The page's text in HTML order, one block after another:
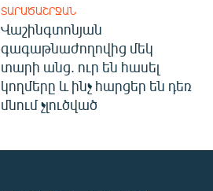
ՏԱՐԱԾԱՇՐՋԱՆ
Վաշինգտոնյան
գագաթնաժողովից մեկ
տարի անց. ուր են հասել
կողմերը և ինչ հարցեր են դեռ
մնում չլուծված